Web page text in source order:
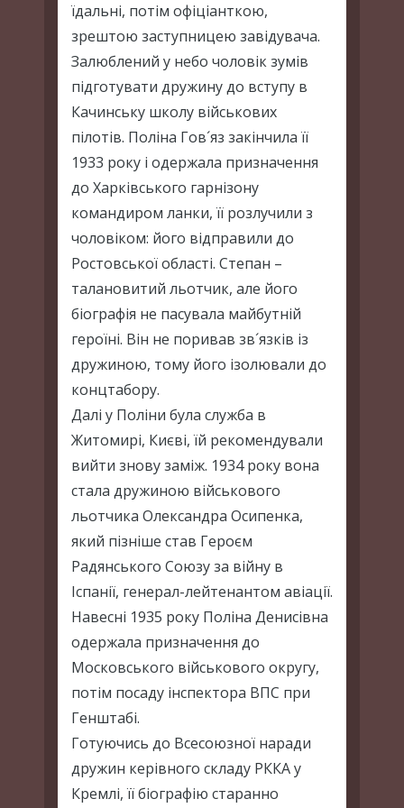
їдальні, потім офіціанткою,
зрештою заступницею завідувача.
Залюблений у небо чоловік зумів
підготувати дружину до вступу в
Качинську школу військових
пілотів. Поліна Гов´яз закінчила її
1933 року і одержала призначення
до Харківського гарнізону
командиром ланки, її розлучили з
чоловіком: його відправили до
Ростовської області. Степан –
талановитий льотчик, але його
біографія не пасувала майбутній
героїні. Він не поривав зв´язків із
дружиною, тому його ізолювали до
концтабору.
Далі у Поліни була служба в
Житомирі, Києві, їй рекомендували
вийти знову заміж. 1934 року вона
стала дружиною військового
льотчика Олександра Осипенка,
який пізніше став Героєм
Радянського Союзу за війну в
Іспанії, генерал-лейтенантом авіації.
Навесні 1935 року Поліна Денисівна
одержала призначення до
Московського військового округу,
потім посаду інспектора ВПС при
Генштабі.
Готуючись до Всесоюзної наради
дружин керівного складу РККА у
Кремлі, її біографію старанно